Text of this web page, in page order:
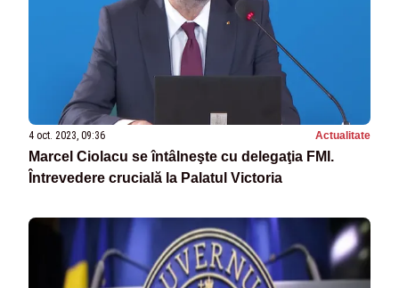
4 oct. 2023, 09:36 Actualitate
Marcel Ciolacu se întâlneşte cu delegaţia FMI.
Întrevedere crucială la Palatul Victoria